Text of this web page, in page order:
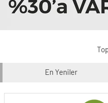
En Yeniler